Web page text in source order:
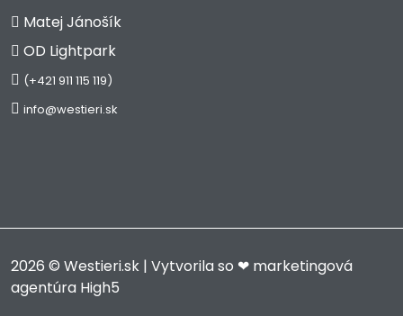
Matej Jánošík
OD Lightpark
(+421 911 115 119)
info@westieri.sk
2026 © Westieri.sk | Vytvorila so ❤ marketingová
agentúra High5